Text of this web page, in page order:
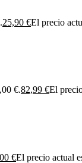
25,90 €El precio
€.82,99 €El
€El precio actual